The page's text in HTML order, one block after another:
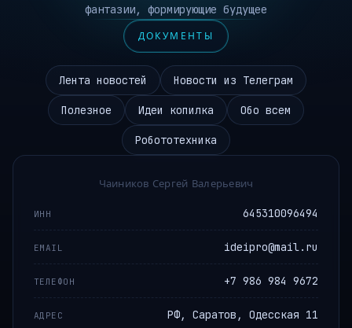
фантазии, формирующие будущее
ДОКУМЕНТЫ
Лента новостей Новости из Телеграм
Полезное Идеи копилка Обо всем
Робототехника
Чаиников Сергей Валерьевич
ИНН 645310096494
EMAIL ideipro@mail.ru
ТЕЛЕФОН +7 986 984 9672
АДРЕС РФ, Саратов, Одесская 11